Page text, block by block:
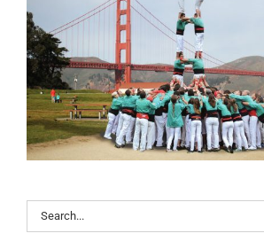
Search
for: